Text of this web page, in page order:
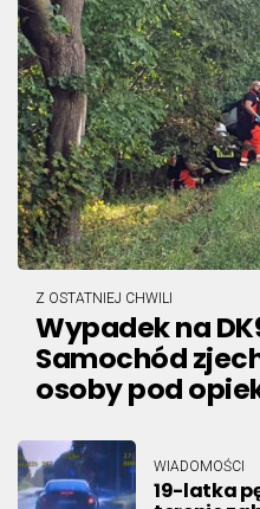
Z OSTATNIEJ CHWILI
Wypadek na
Samochód
osoby pod
WIADOMOŚCI
19-latka